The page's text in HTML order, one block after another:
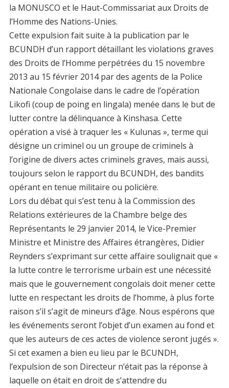
la MONUSCO et le Haut-Commissariat aux Droits de
l’Homme des Nations-Unies.
Cette expulsion fait suite à la publication par le
BCUNDH d’un rapport détaillant les violations graves
des Droits de l’Homme perpétrées du 15 novembre
2013 au 15 février 2014 par des agents de la Police
Nationale Congolaise dans le cadre de l’opération
Likofi (coup de poing en lingala) menée dans le but de
lutter contre la délinquance à Kinshasa. Cette
opération a visé à traquer les « Kulunas », terme qui
désigne un criminel ou un groupe de criminels à
l’origine de divers actes criminels graves, mais aussi,
toujours selon le rapport du BCUNDH, des bandits
opérant en tenue militaire ou policière.
Lors du débat qui s’est tenu à la Commission des
Relations extérieures de la Chambre belge des
Représentants le 29 janvier 2014, le Vice-Premier
Ministre et Ministre des Affaires étrangères, Didier
Reynders s’exprimant sur cette affaire soulignait que «
la lutte contre le terrorisme urbain est une nécessité
mais que le gouvernement congolais doit mener cette
lutte en respectant les droits de l’homme, à plus forte
raison s’il s’agit de mineurs d’âge. Nous espérons que
les événements seront l’objet d’un examen au fond et
que les auteurs de ces actes de violence seront jugés ».
Si cet examen a bien eu lieu par le BCUNDH,
l’expulsion de son Directeur n’était pas la réponse à
laquelle on était en droit de s’attendre du